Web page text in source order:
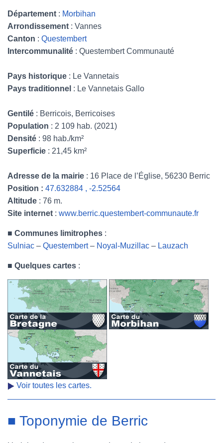
Département : Morbihan
Arrondissement : Vannes
Canton : Questembert
Intercommunalité : Questembert Communauté
Pays historique : Le Vannetais
Pays traditionnel : Le Vannetais Gallo
Gentilé : Berricois, Berricoises
Population : 2 109 hab. (2021)
Densité : 98 hab./km²
Superficie : 21,45 km²
Adresse de la mairie : 16 Place de l’Église, 56230 Berric
Position : 47.632884 , -2.52564
Altitude : 76 m.
Site internet : www.berric.questembert-communaute.fr
■ Communes limitrophes :
Sulniac – Questembert– Noyal-Muzillac – Lauzach
■ Quelques cartes :
Voir toutes les cartes.
■ Toponymie de Berric